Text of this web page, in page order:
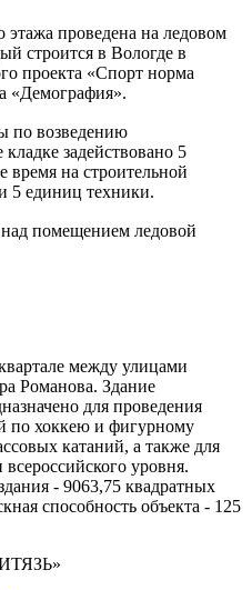
проведена на ледовом
строится в Вологде в
проекта «Спорт норма
«Демография».
по возведению
задействовано 5
время на строительной
5 единиц техники.
помещением ледовой
между улицами
Романова. Здание
для проведения
по хоккею и фигурному
катаний, а также для
уровня.
- 9063,75 квадратных
способность объекта - 125